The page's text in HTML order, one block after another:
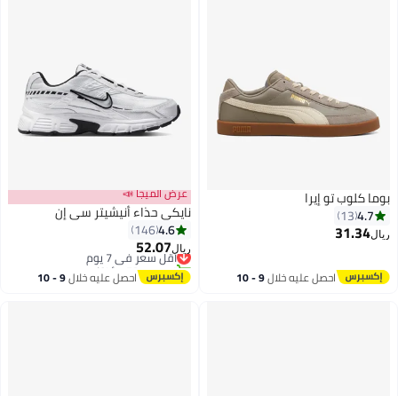
بوما كلوب تو إيرا
4.7
13
ريال31.34
احصل عليه خلال 9 - 10
2
عرض الميجا 📣
نايكي حذاء أنيشيتر سي إن
4.6
146
ريال52.07
أقل سعر في 7 يوم
تم بيع +50 مؤخرًا
أقل سعر في 7 يوماحصل عليه خلال 9 - 10